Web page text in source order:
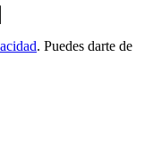
. Puedes darte de